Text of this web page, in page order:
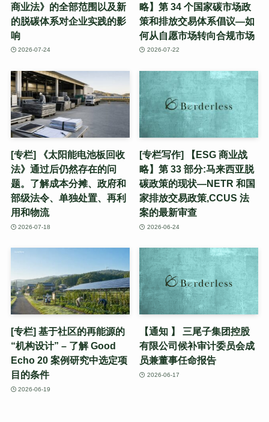
商业法》的全部范围以及新
的脱碳体系对企业实践的影
响
2026-07-24
略】第 34 个国家碳市场政
策和排放交易体系倡议—如
何从自愿市场转向合规市场
2026-07-22
[专栏] 《太阳能电池板回收
法》通过后仍然存在的问
题。了解成本分摊、政府和
部级法令、单独处置、再利
用和物流
2026-07-18
[专栏写作] 【ESG 商业战
略】第 33 部分:马来西亚脱
碳政策的现状—NETR 和国
家排放交易政策,CCUS 法
案的最新审查
2026-06-24
[专栏] 基于社区的再能源的
“机构设计” – 了解 Good
Echo 20 案例研究中选定项
目的条件
2026-06-19
【通知 】 三尾子集团控股
有限公司候补审计委员会成
员兼董事任命报告
2026-06-17